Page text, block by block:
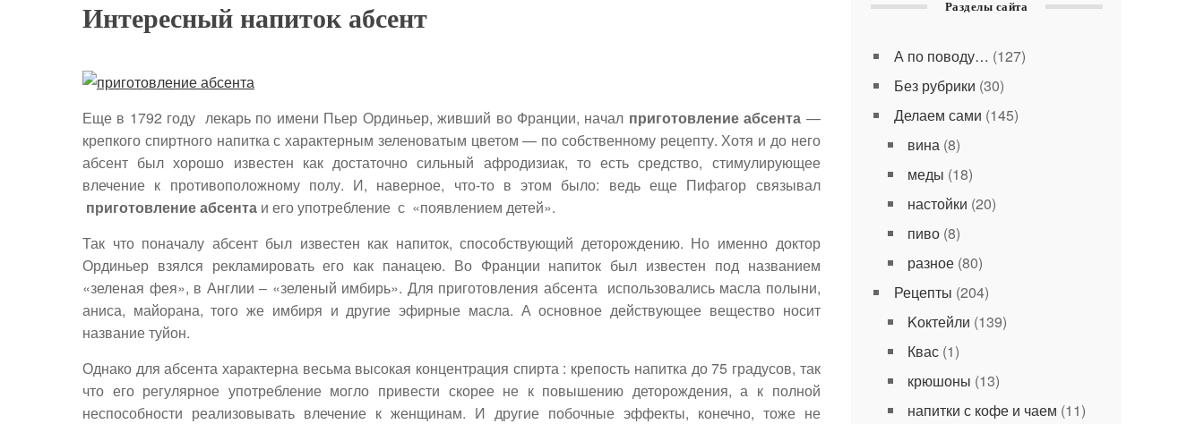
Интересный напиток абсент
Еще в 1792 году лекарь по имени Пьер Ординьер, живший во Франции, начал приготовление абсента —
крепкого спиртного напитка с характерным зеленоватым цветом — по собственному рецепту. Хотя и до него
абсент был хорошо известен как достаточно сильный афродизиак, то есть средство, стимулирующее
влечение к противоположному полу. И, наверное, что-то в этом было: ведь еще Пифагор связывал
приготовление абсента и его употребление с «появлением детей».
Так что поначалу абсент был известен как напиток, способствующий деторождению. Но именно доктор
Ординьер взялся рекламировать его как панацею. Во Франции напиток был известен под названием
«зеленая фея», в Англии – «зеленый имбирь». Для приготовления абсента использовались масла полыни,
аниса, майорана, того же имбиря и другие эфирные масла. А основное действующее вещество носит
название туйон.
Однако для абсента характерна весьма высокая концентрация спирта : крепость напитка до 75 градусов, так
что его регулярное употребление могло привести скорее не к повышению деторождения, а к полной
неспособности реализовывать влечение к женщинам. И другие побочные эффекты, конечно, тоже не
Разделы сайта
А по поводу… (127)
Без рубрики (30)
Делаем сами (145)
вина(8)
меды (18)
настойки (20)
пиво(8)
разное(80)
Рецепты (204)
Kоктейли (139)
Квас(1)
крюшоны (13)
напитки с кофе и чаем (11)